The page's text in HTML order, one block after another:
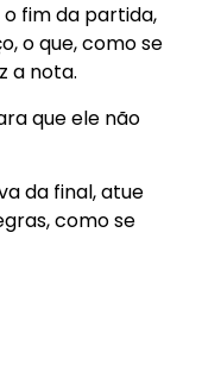
fim da partida,
o que, como se
a nota.
que ele não
da final, atue
como se